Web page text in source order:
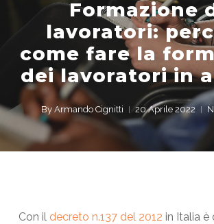
Formazione
lavoratori:
come fare la
dei lavoratori in
By Armando Cignitti 20 Aprile 2022
Con il decreto n.137 del 2012 in Italia